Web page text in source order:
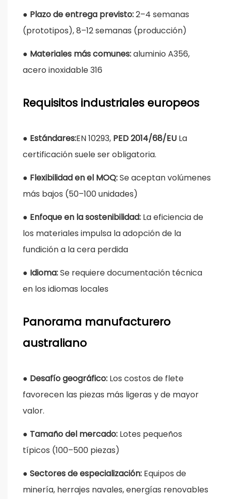
● Plazo de entrega previsto:2–4 semanas
(prototipos), 8–12 semanas (producción)
● Materiales más comunes:aluminio A356,
acero inoxidable 316
Requisitos industriales europeos
● Estándares:EN 10293, PED 2014/68/EU La
certificación suele ser obligatoria.
● Flexibilidad en el MOQ:Se aceptan volúmenes
más bajos (50–100 unidades)
● Enfoque en la sostenibilidad: La eficiencia de
los materiales impulsa la adopción de la
fundición a la cera perdida
● Idioma:Se requiere documentación técnica
en los idiomas locales
Panorama manufacturero
australiano
● Desafío geográfico: Los costos de flete
favorecen las piezas más ligeras y de mayor
valor.
● Tamaño del mercado: Lotes pequeños
típicos (100–500 piezas)
● Sectores de especialización: Equipos de
minería, herrajes navales, energías renovables